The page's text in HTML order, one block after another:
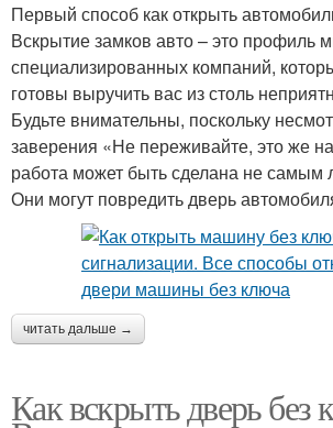
Первый способ как открыть
Вскрытие замков авто – это профиль
специализированных компаний,
готовы выручить вас из столь
Будьте внимательны, поскольку
заверения «Не переживайте, это же
работа может быть сделана не самым
Они могут повредить дверь
читать дальше →
Как вскрыть дверь без